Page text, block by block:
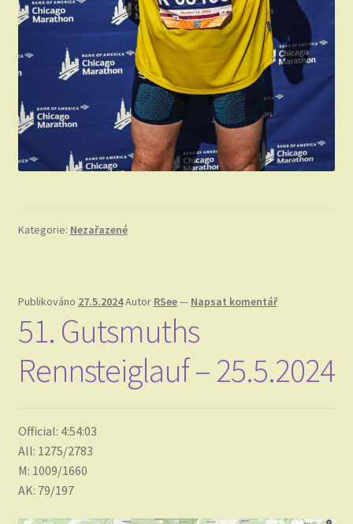
Kategorie: Nezařazené
Publikováno 27.5.2024Autor RSee— Napsat komentář
51. Gutsmuths
Rennsteiglauf – 25.5.2024
Official: 4:54:03
All: 1275/2783
M: 1009/1660
AK: 79/197